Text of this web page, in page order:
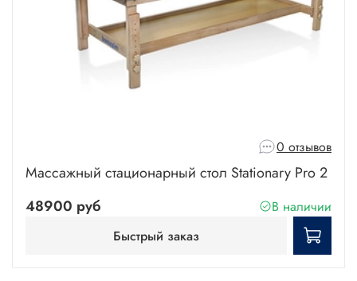
0 отзывов
Массажный стационарный стол Stationary Pro 2
48900 руб
В наличии
Быстрый заказ